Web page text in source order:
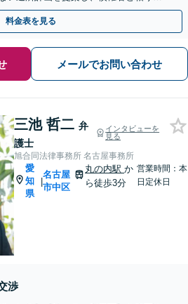
料金表を見る
メールでお問い合わせ
三池 哲二 弁
護士
インタビューを
見る
旭合同法律事務所 名古屋事務所
愛
知
県
|
名古屋
市中区
丸の内駅か
ら徒歩3分
営業時間：本
日定休日
渉